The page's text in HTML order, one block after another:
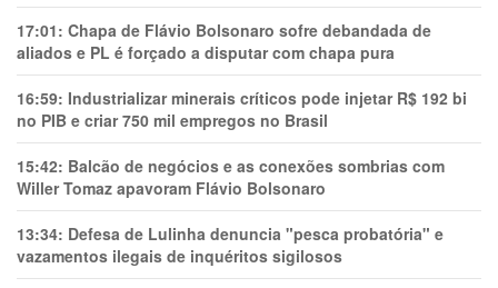
17:01: Chapa de Flávio Bolsonaro sofre debandada de
aliados e PL é forçado a disputar com chapa pura
16:59: Industrializar minerais críticos pode injetar R$ 192 bi
no PIB e criar 750 mil empregos no Brasil
15:42: Balcão de negócios e as conexões sombrias com
Willer Tomaz apavoram Flávio Bolsonaro
13:34: Defesa de Lulinha denuncia "pesca probatória" e
vazamentos ilegais de inquéritos sigilosos